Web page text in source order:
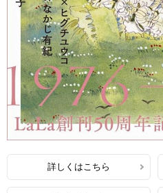
詳しくはこちら